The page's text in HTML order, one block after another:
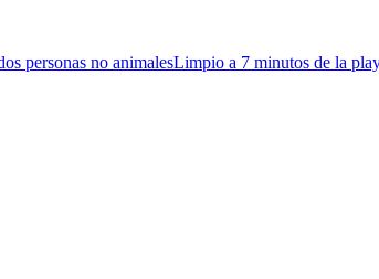
personas no animalesLimpio a 7 minutos de la